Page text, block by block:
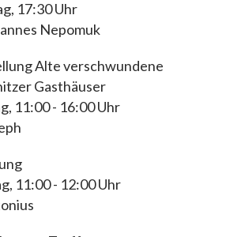
wirtschaftliche und
Weichenstellungen werden
Tragweite haben und
begründen lassen. Die
möchten wir, die
Christen der Pfarrei
des Evangeliums und im
Möglichkeiten Gottes
achten wir auf die Stimme
17:30 Uhr
Nepomuk
Alte verschwundene
Gasthäuser
11:00 - 16:00 Uhr
11:00 - 12:00 Uhr